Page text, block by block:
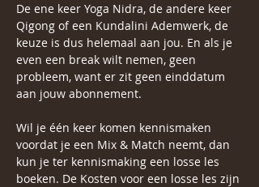
De ene keer Yoga Nidra, de andere keer
Qigong of een Kundalini Ademwerk, de
keuze is dus helemaal aan jou. En als je
even een break wilt nemen, geen
probleem, want er zit geen einddatum
aan jouw abonnement.
Wil je één keer komen kennismaken
voordat je een Mix & Match neemt, dan
kun je ter kennismaking een losse les
boeken. De Kosten voor een losse les zijn